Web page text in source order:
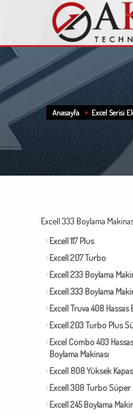
Anasayfa Excel Serisi
Excell 333 Boylama
Excell 117 Plus
Excell 207 Turbo
Excell 233 Boylama
Excell 333 Boylama
Excell Truva 408 Hassas
Excell 203 Turbo Plus
Excel Combo 403
Boylama Makinası
Excell 808 Yüksek
Excell 308 Turbo Süper
Excell 245 Boylama